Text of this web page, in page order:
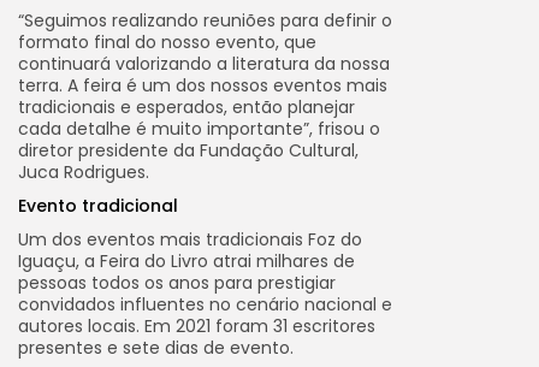
“Seguimos realizando reuniões para definir o
formato final do nosso evento, que
continuará valorizando a literatura da nossa
terra. A feira é um dos nossos eventos mais
tradicionais e esperados, então planejar
cada detalhe é muito importante”, frisou o
diretor presidente da Fundação Cultural,
Juca Rodrigues.
Evento tradicional
Um dos eventos mais tradicionais Foz do
Iguaçu, a Feira do Livro atrai milhares de
pessoas todos os anos para prestigiar
convidados influentes no cenário nacional e
autores locais. Em 2021 foram 31 escritores
presentes e sete dias de evento.